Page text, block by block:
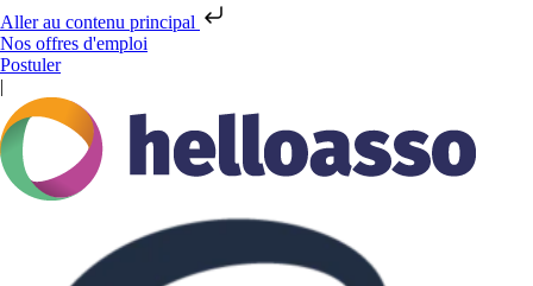
Aller au contenu principal
Nos offres d'emploi
Postuler
|